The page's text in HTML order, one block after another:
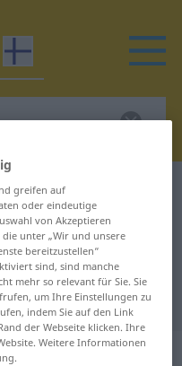
Geburtstag
für
Übersetzung
greifen auf
oder eindeutige
von Akzeptieren
unter „Wir und unsere
bereitzustellen“
sind, sind manche
mehr so relevant für Sie. Sie
um Ihre Einstellungen zu
indem Sie auf den Link
der Webseite klicken. Ihre
Weitere Informationen